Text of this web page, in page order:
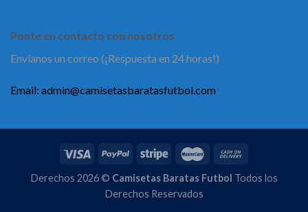
Ponte en contacto con nosotros
Envíanos un correo (¡Respuesta en 24 horas!)
Email: admin@camisetasbaratasfutbol.com
Derechos 2026 © Camisetas Baratas Futbol Todos los
Derechos Reservados